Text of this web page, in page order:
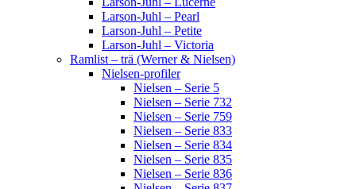
Larson-Juhl – Pearl
Larson-Juhl – Petite
Larson-Juhl – Victoria
Ramlist – trä (Werner & Nielsen)
Nielsen-profiler
Nielsen – Serie 5
Nielsen – Serie 732
Nielsen – Serie 759
Nielsen – Serie 833
Nielsen – Serie 834
Nielsen – Serie 835
Nielsen – Serie 836